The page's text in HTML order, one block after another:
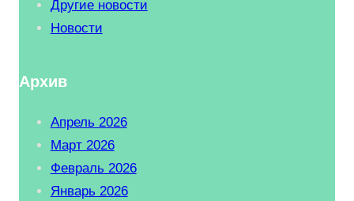
Другие новости
Новости
Архив
Апрель 2026
Март 2026
Февраль 2026
Январь 2026